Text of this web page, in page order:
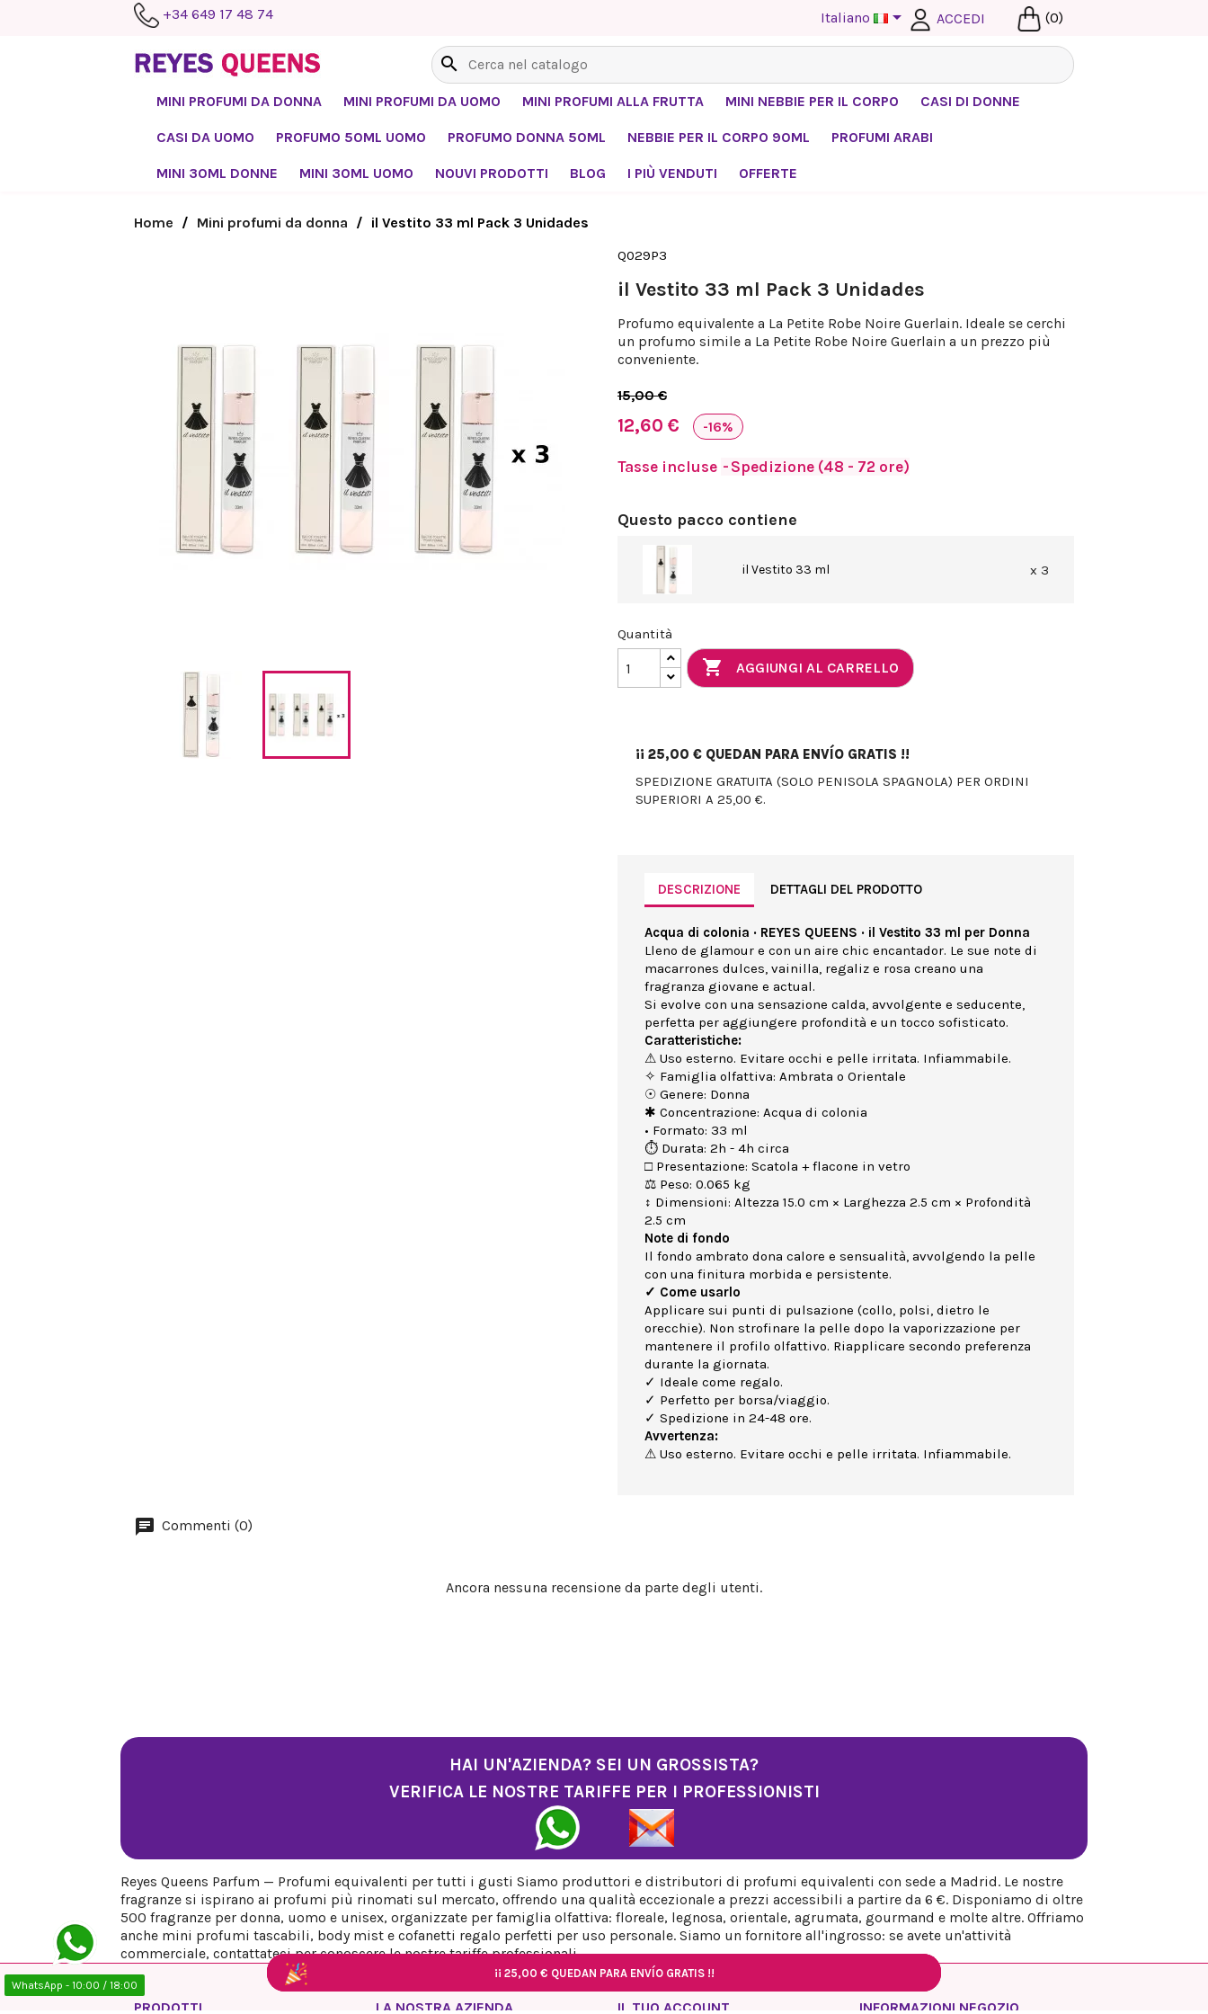
¡¡ 25,00 € QUEDAN PARA ENVÍO GRATIS !!
+34 649 17 48 74 Italiano  ACCEDI (0)
search
¡¡ 25,00 € QUEDAN PARA ENVÍO GRATIS !!
MINI PROFUMI DA DONNA MINI PROFUMI DA UOMO MINI PROFUMI ALLA FRUTTA MINI NEBBIE PER IL CORPO CASI DI DONNE
CASI DA UOMO PROFUMO 50ML UOMO PROFUMO DONNA 50ML NEBBIE PER IL CORPO 90ML PROFUMI ARABI
MINI 30ML DONNE MINI 30ML UOMO NOUVI PRODOTTI BLOG I PIÙ VENDUTI OFFERTE
¡¡ 25,00 € QUEDAN PARA ENVÍO GRATIS !!
Home Mini profumi da donna il Vestito 33 ml Pack 3 Unidades
Q029P3
il Vestito 33 ml Pack 3 Unidades
Profumo equivalente a La Petite Robe Noire Guerlain. Ideale se cerchi
un profumo simile a La Petite Robe Noire Guerlain a un prezzo più
conveniente.
15,00 €
12,60 € -16%
Tasse incluse Spedizione (48 - 72 ore)
Questo pacco contiene
il Vestito 33 ml x 3
Quantità
 AGGIUNGI AL CARRELLO
¡¡ 25,00 € QUEDAN PARA ENVÍO GRATIS !!
SPEDIZIONE GRATUITA (SOLO PENISOLA SPAGNOLA) PER ORDINI
SUPERIORI A 25,00 €.
DESCRIZIONE DETTAGLI DEL PRODOTTO
Acqua di colonia · REYES QUEENS · il Vestito 33 ml per Donna
Lleno de glamour e con un aire chic encantador. Le sue note di
macarrones dulces, vainilla, regaliz e rosa creano una
fragranza giovane e actual.
Si evolve con una sensazione calda, avvolgente e seducente,
perfetta per aggiungere profondità e un tocco sofisticato.
Caratteristiche:
⚠ Uso esterno. Evitare occhi e pelle irritata. Infiammabile.
✧ Famiglia olfattiva: Ambrata o Orientale
☉ Genere: Donna
✱ Concentrazione: Acqua di colonia
• Formato: 33 ml
⏱ Durata: 2h - 4h circa
□ Presentazione: Scatola + flacone in vetro
⚖ Peso: 0.065 kg
↕ Dimensioni: Altezza 15.0 cm × Larghezza 2.5 cm × Profondità
2.5 cm
Note di fondo
Il fondo ambrato dona calore e sensualità, avvolgendo la pelle
con una finitura morbida e persistente.
✓ Come usarlo
Applicare sui punti di pulsazione (collo, polsi, dietro le
orecchie). Non strofinare la pelle dopo la vaporizzazione per
mantenere il profilo olfattivo. Riapplicare secondo preferenza
durante la giornata.
✓ Ideale come regalo.
✓ Perfetto per borsa/viaggio.
✓ Spedizione in 24-48 ore.
Avvertenza:
⚠ Uso esterno. Evitare occhi e pelle irritata. Infiammabile.
Commenti (0)
Ancora nessuna recensione da parte degli utenti.
HAI UN'AZIENDA? SEI UN GROSSISTA?
VERIFICA LE NOSTRE TARIFFE PER I PROFESSIONISTI
Reyes Queens Parfum — Profumi equivalenti per tutti i gusti Siamo produttori e distributori di profumi equivalenti con sede a Madrid. Le nostre
fragranze si ispirano ai profumi più rinomati sul mercato, offrendo una qualità eccezionale a prezzi accessibili a partire da 6 €. Disponiamo di oltre
500 fragranze per donna, uomo e unisex, organizzate per famiglia olfattiva: floreale, legnosa, orientale, agrumata, gourmand e molte altre. Offriamo
anche mini profumi tascabili, body mist e cofanetti regalo perfetti per uso personale. Siamo un fornitore all'ingrosso: se avete un'attività
commerciale, contattateci per conoscere le nostre tariffe professionali.
PRODOTTI LA NOSTRA AZIENDA IL TUO ACCOUNT INFORMAZIONI NEGOZIO
WhatsApp - 10:00 / 18:00
¡¡ 25,00 € QUEDAN PARA ENVÍO GRATIS !!
¡¡ 25,00 € QUEDAN PARA ENVÍO GRATIS !!